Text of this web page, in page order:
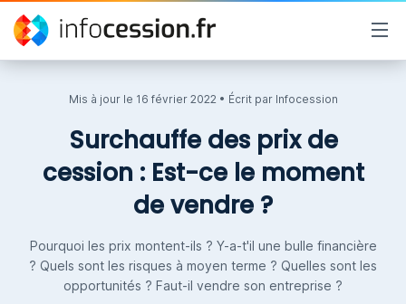
Mis à jour le 16 février 2022 • Écrit par Infocession
Surchauffe des prix de
cession : Est-ce le moment
de vendre ?
Pourquoi les prix montent-ils ? Y-a-t'il une bulle financière
? Quels sont les risques à moyen terme ? Quelles sont les
opportunités ? Faut-il vendre son entreprise ?